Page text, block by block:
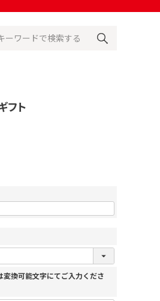
フト
換可能文字にてご入力くださ